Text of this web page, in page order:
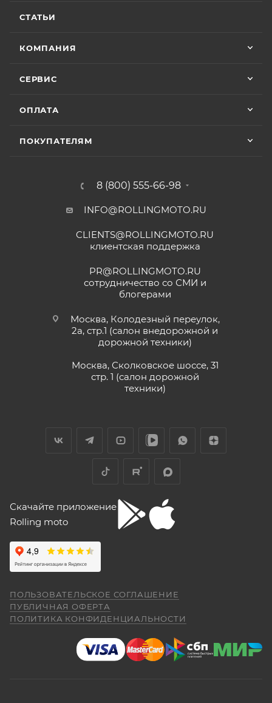
СТАТЬИ
КОМПАНИЯ
СЕРВИС
ОПЛАТА
ПОКУПАТЕЛЯМ
8 (800) 555-66-98
INFO@ROLLINGMOTO.RU
CLIENTS@ROLLINGMOTO.RU
клиентская поддержка
PR@ROLLINGMOTO.RU
сотрудничество со СМИ и
блогерами
Москва, Колодезный переулок,
2а, стр.1 (салон внедорожной и
дорожной техники)
Москва, Сколковское шоссе, 31
стр. 1 (салон дорожной
техники)
Скачайте приложение
Rolling moto
ПОЛЬЗОВАТЕЛЬСКОЕ СОГЛАШЕНИЕ
ПУБЛИЧНАЯ ОФЕРТА
ПОЛИТИКА КОНФИДЕНЦИАЛЬНОСТИ